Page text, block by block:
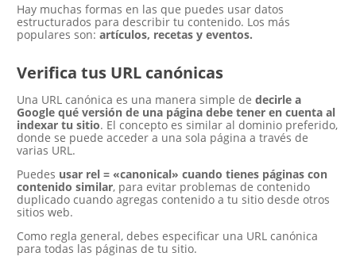
Hay muchas formas en las que puedes usar datos
estructurados para describir tu contenido. Los más
populares son: artículos, recetas y eventos.
Verifica tus URL canónicas
Una URL canónica es una manera simple de decirle a
Google qué versión de una página debe tener en cuenta al
indexar tu sitio. El concepto es similar al dominio preferido,
donde se puede acceder a una sola página a través de
varias URL.
Puedes usar rel = «canonical» cuando tienes páginas con
contenido similar, para evitar problemas de contenido
duplicado cuando agregas contenido a tu sitio desde otros
sitios web.
Como regla general, debes especificar una URL canónica
para todas las páginas de tu sitio.